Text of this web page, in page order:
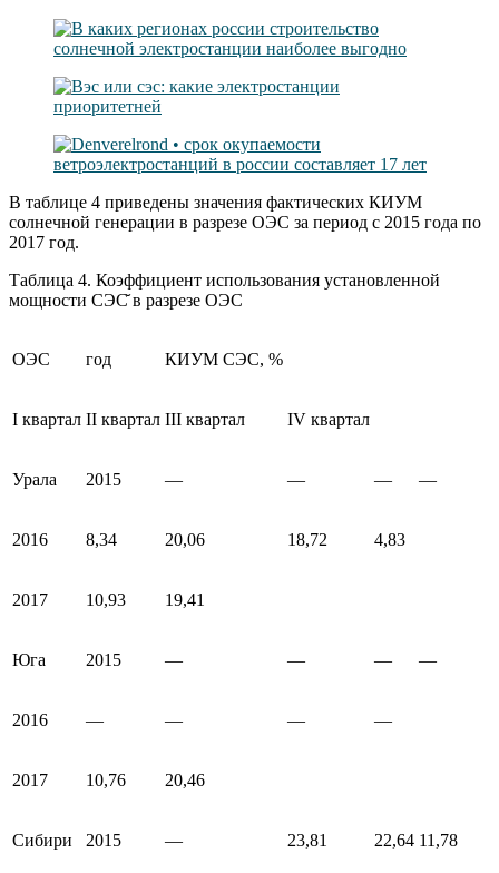
В таблице 4 приведены значения фактических КИУМ
солнечной генерации в разрезе ОЭС за период с 2015 года по
2017 год.
Таблица 4. Коэффициент использования установленной
мощности СЭС̆ в разрезе ОЭС
ОЭС год КИУМ CЭС, %
I квартал II квартал III квартал IV квартал
Урала 2015 — — — —
2016 8,34 20,06 18,72 4,83
2017 10,93 19,41
Юга 2015 — — — —
2016 — — — —
2017 10,76 20,46
Сибири 2015 — 23,81 22,64 11,78